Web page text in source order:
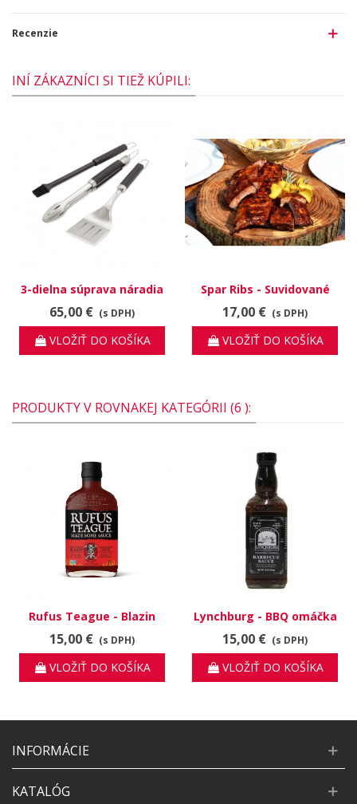
Recenzie
INÍ ZÁKAZNÍCI SI TIEŽ KÚPILI:
3-dielna súprava náradia
Precision
65,00 € (s DPH)
VLOŽIŤ DO KOŠÍKA
Spar Ribs - Suvidované
rebrá
17,00 € (s DPH)
VLOŽIŤ DO KOŠÍKA
PRODUKTY V ROVNAKEJ KATEGÓRII (6 ):
Rufus Teague - Blazin
HOT
15,00 € (s DPH)
VLOŽIŤ DO KOŠÍKA
Lynchburg - BBQ omáčka
pikantná
15,00 € (s DPH)
VLOŽIŤ DO KOŠÍKA
INFORMÁCIE
KATALÓG